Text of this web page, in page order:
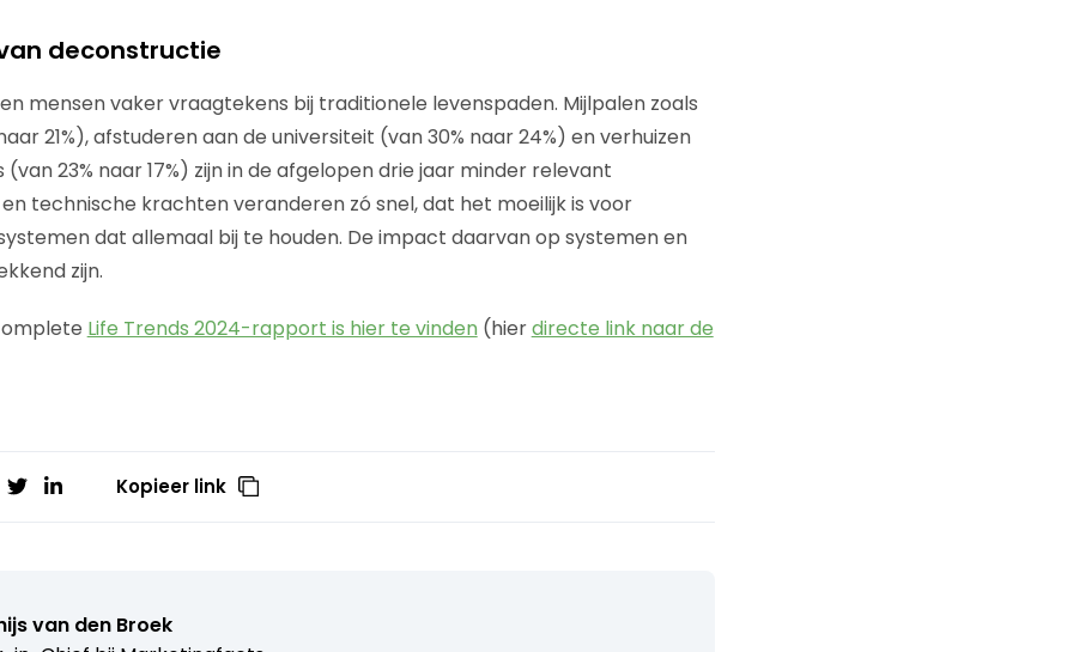
deconstructie
mensen vaker vraagtekens bij traditionele levenspaden. Mijlpalen zoals
21%), afstuderen aan de universiteit (van 30% naar 24%) en verhuizen
(van 23% naar 17%) zijn in de afgelopen drie jaar minder relevant
technische krachten veranderen zó snel, dat het moeilijk is voor
dat allemaal bij te houden. De impact daarvan op systemen en
zijn.
Life Trends 2024-rapport is hier te vinden (hierdirecte link naar de
Kopieer link
van den Broek